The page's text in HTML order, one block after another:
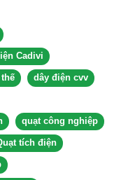
Cadivi
dây điện cvv
quạt công nghiệp
tích điện